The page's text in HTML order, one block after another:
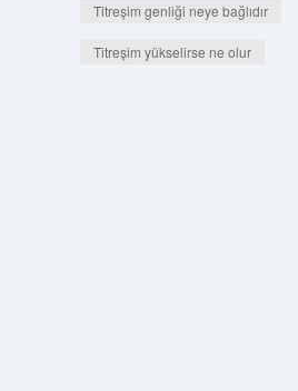
Titreşim genliği neye bağlıdır
Titreşim yükselirse ne olur